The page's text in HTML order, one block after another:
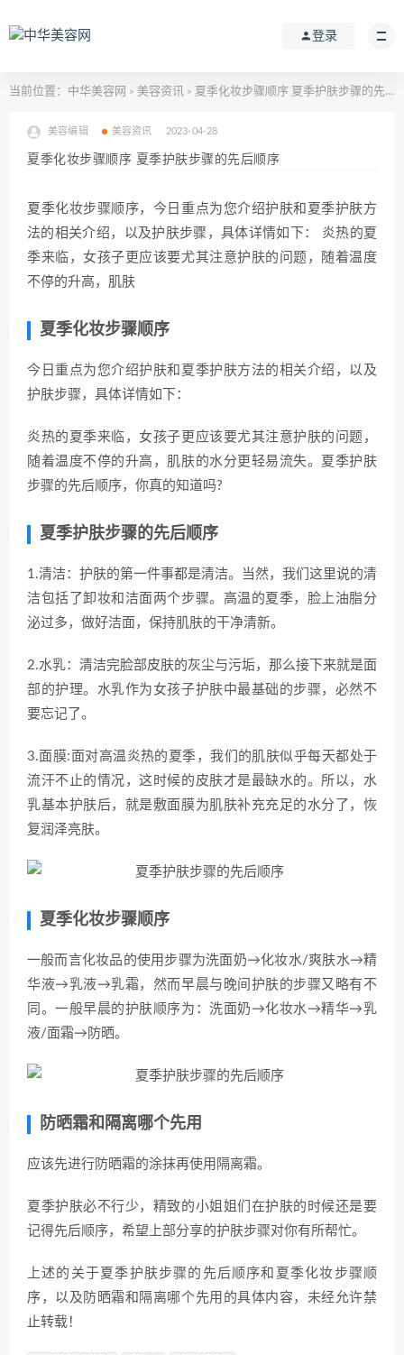
登录
当前位置： 中华美容网 > 美容资讯 > 夏季化妆步骤顺序 夏季护肤步骤的先后顺序
美容编辑 美容资讯 2023-04-28
夏季化妆步骤顺序 夏季护肤步骤的先后顺序
夏季化妆步骤顺序，今日重点为您介绍护肤和夏季护肤方
法的相关介绍，以及护肤步骤，具体详情如下： 炎热的夏
季来临，女孩子更应该要尤其注意护肤的问题，随着温度
不停的升高，肌肤
夏季化妆步骤顺序
今日重点为您介绍护肤和夏季护肤方法的相关介绍，以及
护肤步骤，具体详情如下：
炎热的夏季来临，女孩子更应该要尤其注意护肤的问题，
随着温度不停的升高，肌肤的水分更轻易流失。夏季护肤
步骤的先后顺序，你真的知道吗?
夏季护肤步骤的先后顺序
1.清洁：护肤的第一件事都是清洁。当然，我们这里说的清
洁包括了卸妆和洁面两个步骤。高温的夏季，脸上油脂分
泌过多，做好洁面，保持肌肤的干净清新。
2.水乳：清洁完脸部皮肤的灰尘与污垢，那么接下来就是面
部的护理。水乳作为女孩子护肤中最基础的步骤，必然不
要忘记了。
3.面膜:面对高温炎热的夏季，我们的肌肤似乎每天都处于
流汗不止的情况，这时候的皮肤才是最缺水的。所以，水
乳基本护肤后，就是敷面膜为肌肤补充充足的水分了，恢
复润泽亮肤。
夏季化妆步骤顺序
一般而言化妆品的使用步骤为洗面奶→化妆水/爽肤水→精
华液→乳液→乳霜，然而早晨与晚间护肤的步骤又略有不
同。一般早晨的护肤顺序为：洗面奶→化妆水→精华→乳
液/面霜→防晒。
防晒霜和隔离哪个先用
应该先进行防晒霜的涂抹再使用隔离霜。
夏季护肤必不行少，精致的小姐姐们在护肤的时候还是要
记得先后顺序，希望上部分享的护肤步骤对你有所帮忙。
上述的关于夏季护肤步骤的先后顺序和夏季化妆步骤顺
序，以及防晒霜和隔离哪个先用的具体内容，未经允许禁
止转载！